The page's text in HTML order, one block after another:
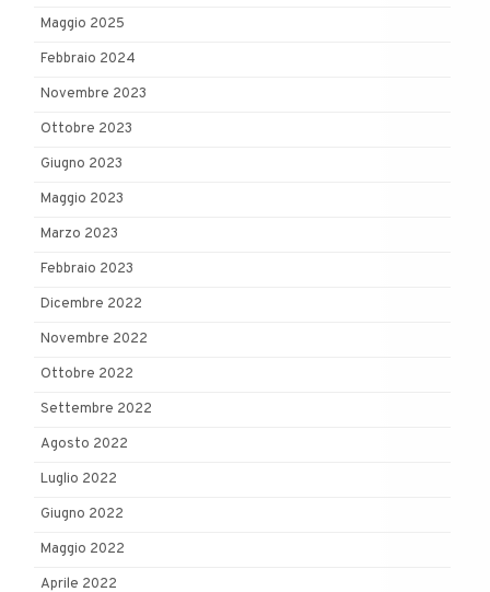
Maggio 2025
Febbraio 2024
Novembre 2023
Ottobre 2023
Giugno 2023
Maggio 2023
Marzo 2023
Febbraio 2023
Dicembre 2022
Novembre 2022
Ottobre 2022
Settembre 2022
Agosto 2022
Luglio 2022
Giugno 2022
Maggio 2022
Aprile 2022